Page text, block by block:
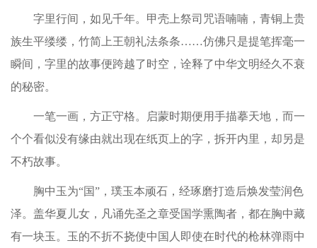
字里行间，如见千年。甲壳上祭司咒语喃喃，青铜上贵
族生平缕缕，竹简上王朝礼法条条……仿佛只是提笔挥毫一
瞬间，字里的故事便跨越了时空，诠释了中华文明经久不衰
的秘密。
一笔一画，方正守格。启蒙时期便用手描摹天地，而一
个个看似没有缘由就出现在纸页上的字，拆开内里，却另是
不朽故事。
胸中玉为“国”，璞玉本顽石，经琢磨打造后焕发莹润色
泽。盖华夏儿女，凡诵先圣之章受国学熏陶者，都在胸中藏
有一块玉。玉的不折不挠使中国人即使在时代的枪林弹雨中